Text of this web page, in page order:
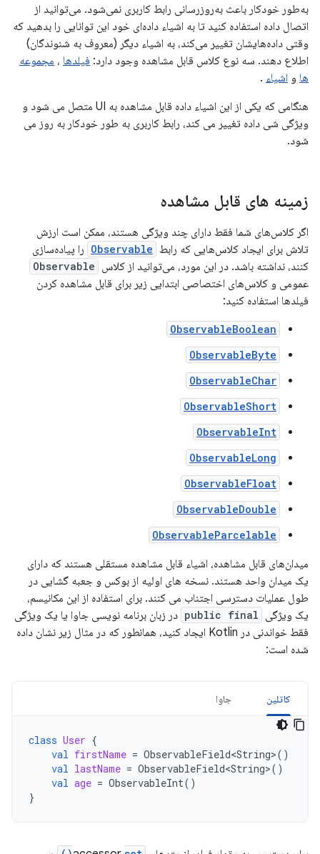
به‌طور خودکار باعث به‌روزرسانی رابط کاربری نمی‌شود. می‌توانید از
اتصال داده استفاده کنید تا به اشیاء داده‌ای خود این توانایی را بدهید که
وقتی داده‌هایشان تغییر می‌کند، به اشیاء دیگر (معروف به شنوندگان)
اطلاع دهند. سه نوع کلاس قابل مشاهده وجود دارد: فیلدها ، مجموعه
ها و اشیاء .
هنگامی که یکی از این اشیاء داده قابل مشاهده به UI متصل می شود و
ویژگی شی داده تغییر می کند، رابط کاربری به طور خودکار به روز می
شود.
زمینه های قابل مشاهده
اگر کلاس‌های شما فقط دارای چند ویژگی هستند، ممکن است ارزش
تلاش برای ایجاد کلاس‌هایی که رابط Observable را پیاده‌سازی
کنند، نداشته باشد. در این مورد، می‌توانید از کلاس Observable
عمومی و کلاس‌های اختصاصی ابتدایی زیر برای قابل مشاهده کردن
فیلدها استفاده کنید:
ObservableBoolean
ObservableByte
ObservableChar
ObservableShort
ObservableInt
ObservableLong
ObservableFloat
ObservableDouble
ObservableParcelable
میدان‌های قابل مشاهده، اشیاء قابل مشاهده مستقلی هستند که دارای
یک میدان واحد هستند. نسخه های اولیه از بوکس و جعبه گشایی در
طول عملیات دسترسی اجتناب می کنند. برای استفاده از این مکانیسم،
یک ویژگی public final در زبان برنامه نویسی جاوا یا یک ویژگی
فقط خواندنی در Kotlin ایجاد کنید، همانطور که در مثال زیر نشان داده
شده است:
کاتلین جاوا
class User {
val firstName = ObservableField<String>()
val lastName = ObservableField<String>()
val age = ObservableInt()
}